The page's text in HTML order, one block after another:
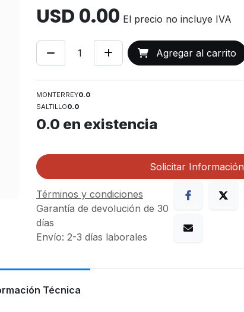
USD 0.00 El precio no incluye IVA
Agregar al carrito
MONTERREY0.0
SALTILLO0.0
0.0 en existencia
Solicitar Información
Términos y condiciones
Garantía de devolución de 30
días
Envío: 2-3 días laborales
Técnica